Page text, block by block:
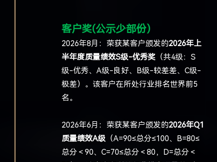
客户奖(公示少部份）
2026年8月：荣获某客户颁发的2026年上
半年度质量绩效S级-优秀奖 （共4级：S
级-优秀、A级-良好、B级-较差差、C级-
极差）。该客户在所处行业排名世界前5
名。
2026年6月：荣获某客户颁发的2026年Q1
质量绩效A级 （A=90≤总分≤100、B=80≤
总分＜90、C=70≤总分＜80，D=总分＜